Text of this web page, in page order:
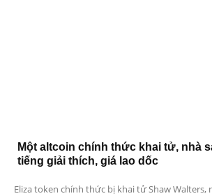
Một altcoin chính thức khai tử, nhà
tiếng giải thích, giá lao dốc
Eliza token chính thức bị khai tử Shaw Walters,